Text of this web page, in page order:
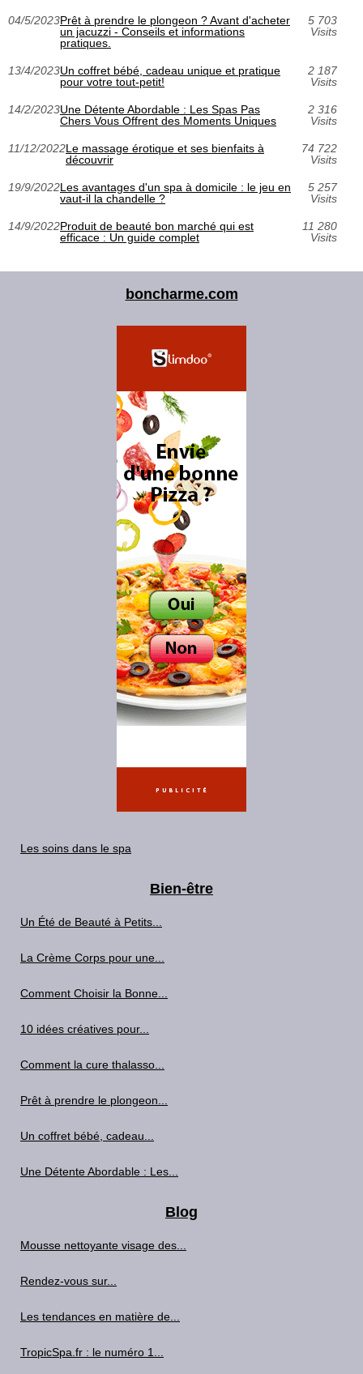
04/5/2023Prêt à prendre le plongeon ? Avant d'acheter
un jacuzzi - Conseils et informations
pratiques.
5 703
Visits
13/4/2023Un coffret bébé, cadeau unique et pratique
pour votre tout-petit!
2 187
Visits
14/2/2023Une Détente Abordable : Les Spas Pas
Chers Vous Offrent des Moments Uniques
2 316
Visits
11/12/2022Le massage érotique et ses bienfaits à
découvrir
74 722
Visits
19/9/2022Les avantages d'un spa à domicile : le jeu en
vaut-il la chandelle ?
5 257
Visits
14/9/2022Produit de beauté bon marché qui est
efficace : Un guide complet
11 280
Visits
boncharme.com
Les soins dans le spa
Bien-être
Un Été de Beauté à Petits...
La Crème Corps pour une...
Comment Choisir la Bonne...
10 idées créatives pour...
Comment la cure thalasso...
Prêt à prendre le plongeon...
Un coffret bébé, cadeau...
Une Détente Abordable : Les...
Blog
Mousse nettoyante visage des...
Rendez-vous sur...
Les tendances en matière de...
TropicSpa.fr : le numéro 1...